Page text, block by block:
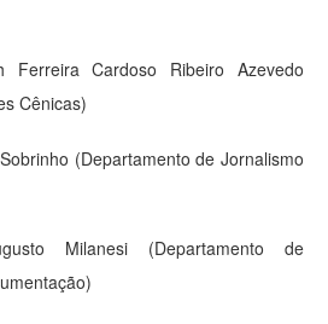
Ferreira Cardoso Ribeiro Azevedo
Cênicas)
(Departamento de Jornalismo
Milanesi (Departamento de